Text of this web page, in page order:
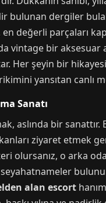
bulunan dergiler
değerli parçaları
vintage bir aksesuar
Her şeyin bir
yansıtan canlı
Sanatı
aslında bir sanattır.
ziyaret etmek
olursanız, o arka
seyahatnameler
alan escort